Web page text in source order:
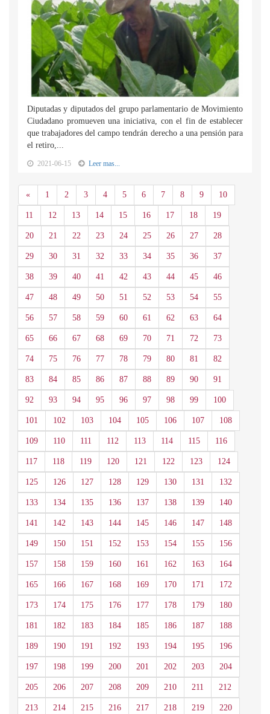
Diputadas y diputados del grupo parlamentario de Movimiento
Ciudadano promueven una iniciativa, con el fin de establecer
que trabajadores del campo tendrán derecho a una pensión para
el retiro,...
2021-06-15 Leer mas...
«Anterior
1 2 3 4 5 6 7 8 9 10
11 12 13 14 15 16 17 18 19
20 21 22 23 24 25 26 27 28
29 30 31 32 33 34 35 36 37
38 39 40 41 42 43 44 45 46
47 48 49 50 51 52 53 54 55
56 57 58 59 60 61 62 63 64
65 66 67 68 69 70 71 72 73
74 75 76 77 78 79 80 81 82
83 84 85 86 87 88 89 90 91
92 93 94 95 96 97 98 99 100
101 102 103 104 105 106 107 108
109 110 111 112 113 114 115 116
117 118 119 120 121 122 123 124
125 126 127 128 129 130 131 132
133 134 135 136 137 138 139 140
141 142 143 144 145 146 147 148
149 150 151 152 153 154 155 156
157 158 159 160 161 162 163 164
165 166 167 168 169 170 171 172
173 174 175 176 177 178 179 180
181 182 183 184 185 186 187 188
189 190 191 192 193 194 195 196
197 198 199 200 201 202 203 204
205 206 207 208 209 210 211 212
213 214 215 216 217 218 219 220